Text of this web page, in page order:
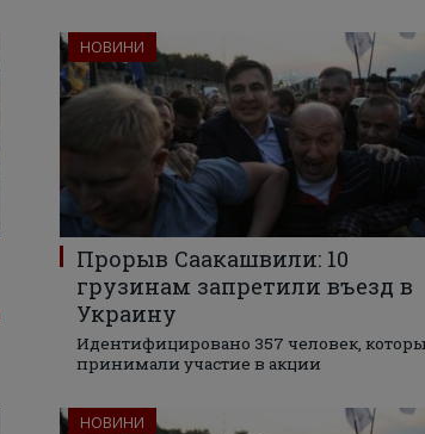
НОВИНИ
Прорыв Саакашвили: 10
грузинам запретили въезд в
Украину
Идентифицировано 357 человек,
принимали участие в акции
НОВИНИ